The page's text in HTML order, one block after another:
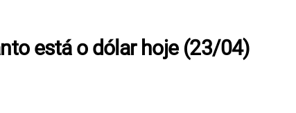
está o dólar hoje (23/04)